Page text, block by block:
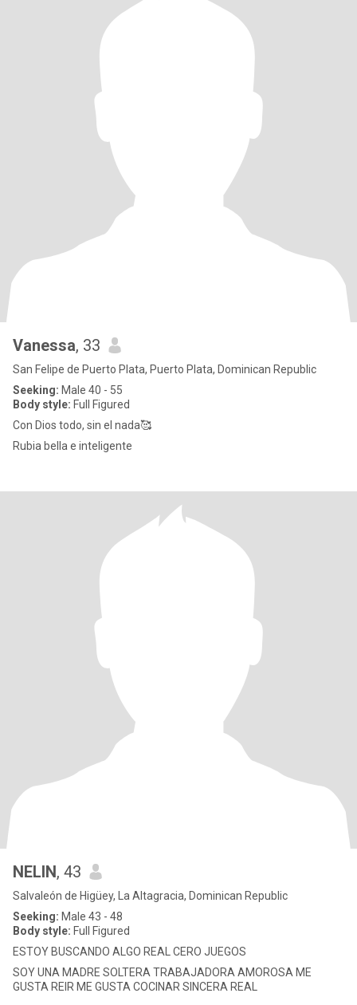
Vanessa, 33
San Felipe de Puerto Plata, Puerto Plata, Dominican Republic
Seeking: Male 40 - 55
Body style: Full Figured
Con Dios todo, sin el nada🥰
Rubia bella e inteligente
NELIN, 43
Salvaleón de Higüey, La Altagracia, Dominican Republic
Seeking: Male 43 - 48
Body style: Full Figured
ESTOY BUSCANDO ALGO REAL CERO JUEGOS
SOY UNA MADRE SOLTERA TRABAJADORA AMOROSA ME
GUSTA REIR ME GUSTA COCINAR SINCERA REAL